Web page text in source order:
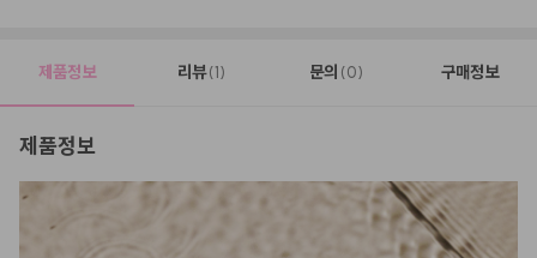
제품정보 리뷰(1) 문의 (0) 구매정보
제품정보